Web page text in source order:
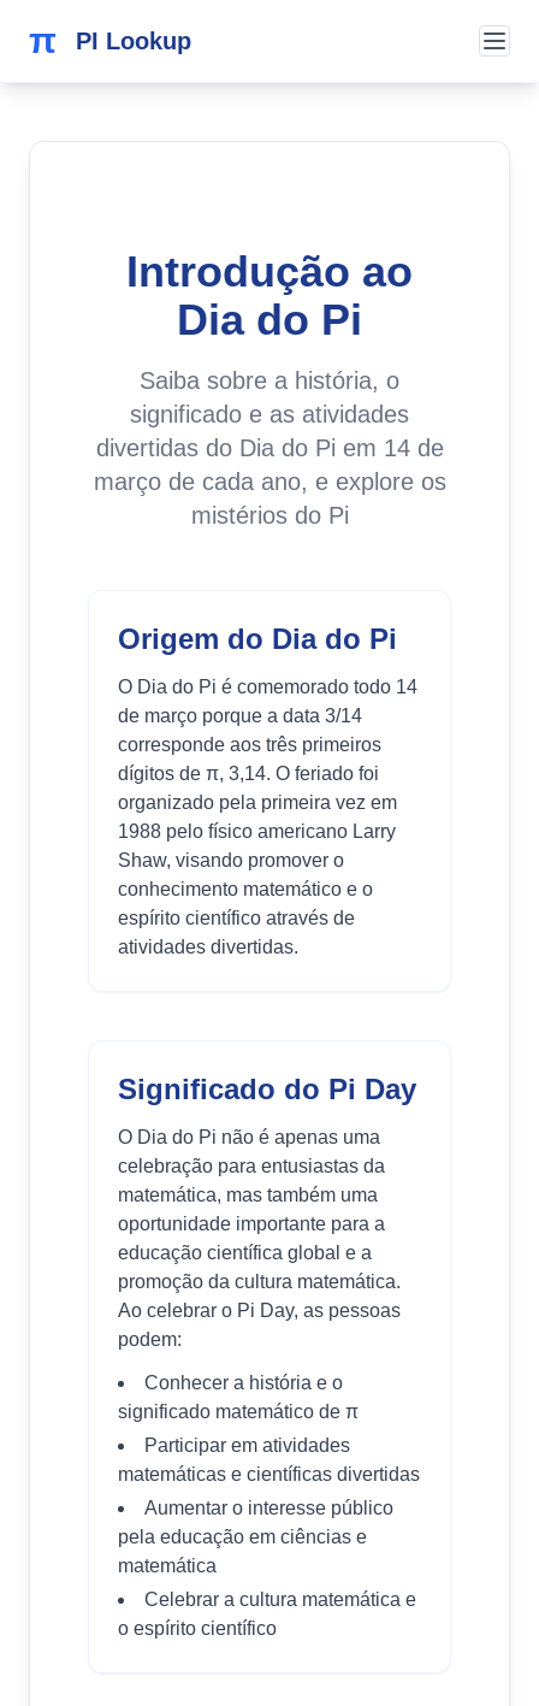
π PI Lookup
Introdução ao
Dia do Pi
Saiba sobre a história, o
significado e as atividades
divertidas do Dia do Pi em 14 de
março de cada ano, e explore os
mistérios do Pi
Origem do Dia do Pi
O Dia do Pi é comemorado todo 14
de março porque a data 3/14
corresponde aos três primeiros
dígitos de π, 3,14. O feriado foi
organizado pela primeira vez em
1988 pelo físico americano Larry
Shaw, visando promover o
conhecimento matemático e o
espírito científico através de
atividades divertidas.
Significado do Pi Day
O Dia do Pi não é apenas uma
celebração para entusiastas da
matemática, mas também uma
oportunidade importante para a
educação científica global e a
promoção da cultura matemática.
Ao celebrar o Pi Day, as pessoas
podem:
Conhecer a história e o
significado matemático de π
Participar em atividades
matemáticas e científicas divertidas
Aumentar o interesse público
pela educação em ciências e
matemática
Celebrar a cultura matemática e
o espírito científico